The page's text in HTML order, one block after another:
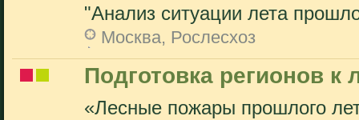
"Анализ ситуации лета
Москва, Рослесхоз
Подготовка регионов к
«Лесные пожары прошлого